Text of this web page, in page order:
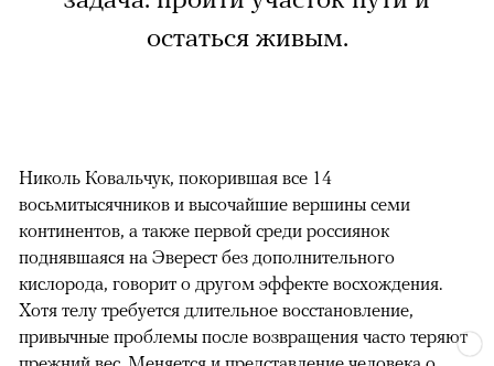
остаться живым.
Николь Ковальчук, покорившая все 14
восьмитысячников и высочайшие вершины семи
континентов, а также первой среди россиянок
поднявшаяся на Эверест без дополнительного
кислорода, говорит о другом эффекте восхождения.
Хотя телу требуется длительное восстановление,
привычные проблемы после возвращения часто теряют